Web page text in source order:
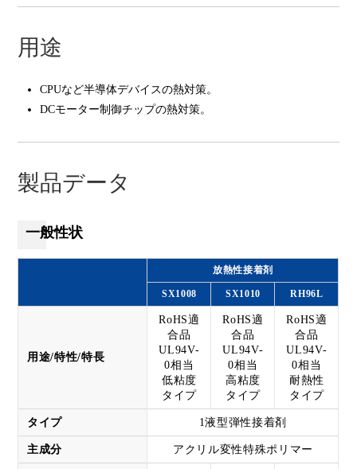
用途
CPUなど半導体デバイスの熱対策。
DCモーター制御チップの熱対策。
製品データ
一般性状
放熱性接着剤
SX1008 SX1010 RH96L
用途/特性/特長
RoHS適
合品
UL94V-
0相当
低粘度
タイプ
RoHS適
合品
UL94V-
0相当
高粘度
タイプ
RoHS適
合品
UL94V-
0相当
耐熱性
タイプ
タイプ 1液型弾性接着剤
主成分 アクリル変性特殊ポリマー